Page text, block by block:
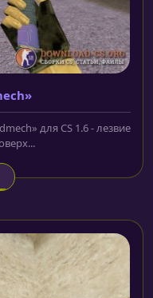
для CS 1.6 - лезвие